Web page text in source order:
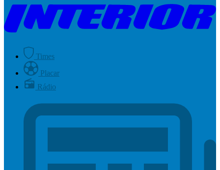
Times
Placar
Rádio